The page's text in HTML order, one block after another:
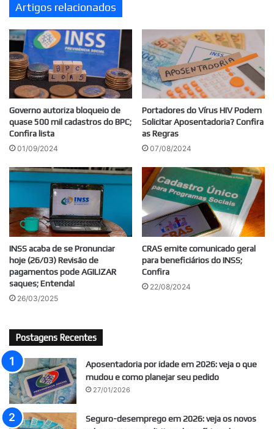
Artigos relacionados
Governo autoriza bloqueio de
quase 500 mil cadastros do BPC;
Confira lista
01/09/2024
Portadores do Vírus HIV Podem
Solicitar Aposentadoria? Confira
as Regras
07/08/2024
INSS acaba de se Pronunciar
hoje (26/03) Revisão de
pagamentos pode AGILIZAR
saques; Entenda!
26/03/2025
CRAS emite comunicado geral
para beneficiários do INSS;
Confira
22/08/2024
Postagens Recentes
Aposentadoria por idade em 2026: veja o que
mudou e como planejar seu pedido
27/01/2026
Seguro-desemprego em 2026: veja os novos